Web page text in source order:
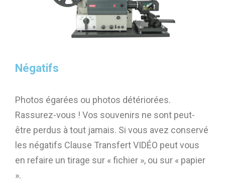
Négatifs
Photos égarées ou photos détériorées.
Rassurez-vous ! Vos souvenirs ne sont peut-
être perdus à tout jamais. Si vous avez conservé
les négatifs Clause Transfert VIDÉO peut vous
en refaire un tirage sur « fichier », ou sur « papier
».